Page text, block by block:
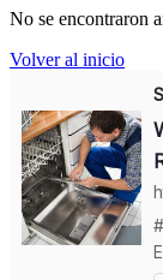
No se encontraron
Volver al inicio